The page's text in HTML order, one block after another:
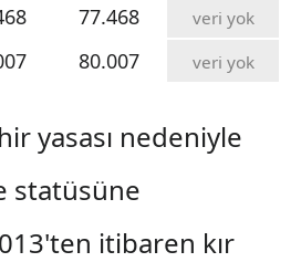
77.468 veri yok
80.007 veri yok
yasası nedeniyle
statüsüne
itibaren kır